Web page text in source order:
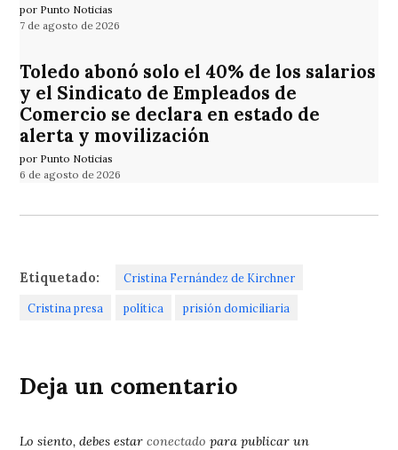
por Punto Noticias
7 de agosto de 2026
Toledo abonó solo el 40% de los salarios
y el Sindicato de Empleados de
Comercio se declara en estado de
alerta y movilización
por Punto Noticias
6 de agosto de 2026
Etiquetado: Cristina Fernández de Kirchner
Cristina presa política prisión domiciliaria
Deja un comentario
Lo siento, debes estarconectado para publicar un